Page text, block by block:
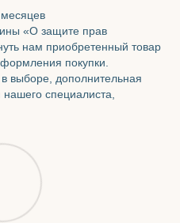
«О защите прав
нам приобретенный товар
покупки.
выборе, дополнительная
специалиста,